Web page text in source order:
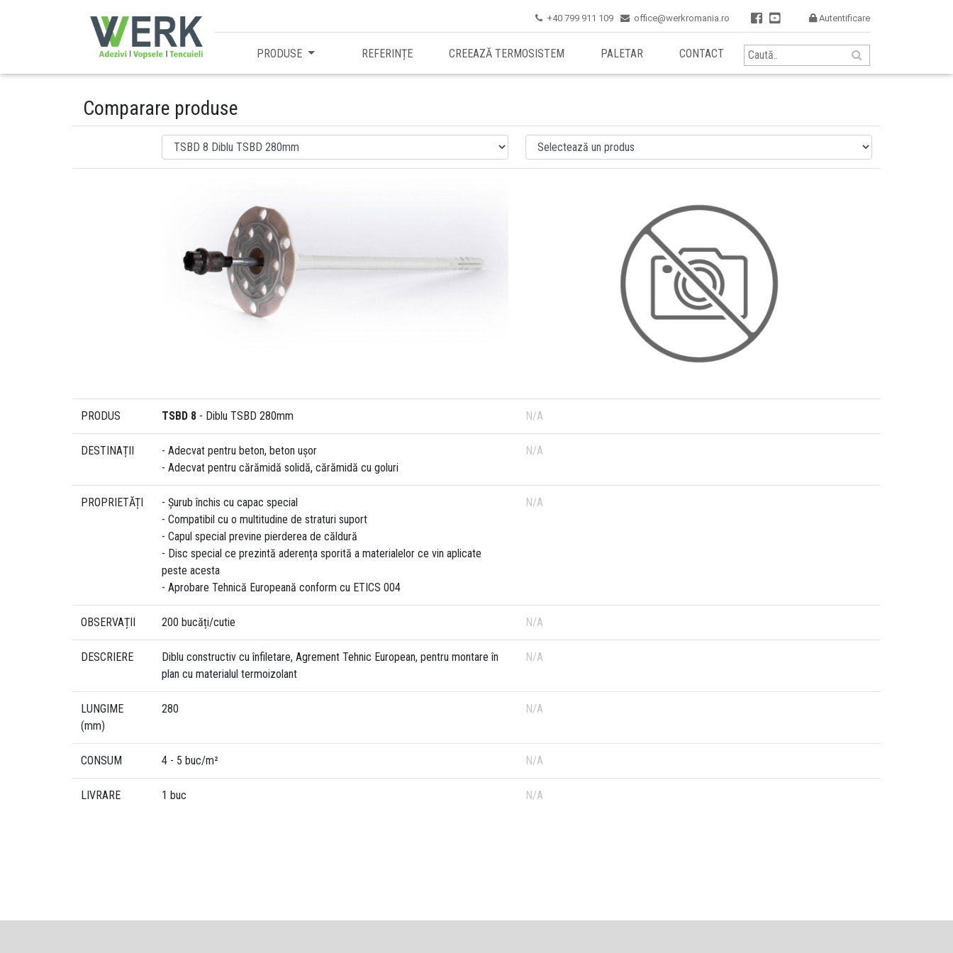
 +40 799 911 109  office@werkromania.ro   Autentificare
PRODUSE REFERINȚE CREEAZĂ TERMOSISTEM PALETAR CONTACT
Comparare produse
PRODUS TSBD 8 - Diblu TSBD 280mm N/A
DESTINAȚII
- Adecvat pentru beton, beton ușor
- Adecvat pentru cărămidă solidă, cărămidă cu goluri
N/A
PROPRIETĂȚI
- Șurub închis cu capac special
- Compatibil cu o multitudine de straturi suport
- Capul special previne pierderea de căldură
- Disc special ce prezintă aderența sporită a materialelor ce vin aplicate
peste acesta
- Aprobare Tehnică Europeană conform cu ETICS 004
N/A
OBSERVAȚII 200 bucăți/cutie N/A
DESCRIERE
Diblu constructiv cu înfiletare, Agrement Tehnic European, pentru montare în
plan cu materialul termoizolant
N/A
LUNGIME
(mm)
280 N/A
CONSUM 4 - 5 buc/m² N/A
LIVRARE 1 buc N/A